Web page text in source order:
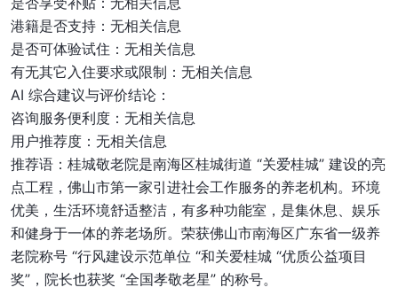
港籍是否支持：无相关信息
是否可体验试住：无相关信息
有无其它入住要求或限制：无相关信息
AI 综合建议与评价结论：
咨询服务便利度：无相关信息
用户推荐度：无相关信息
推荐语：桂城敬老院是南海区桂城街道 “关爱桂城” 建设的亮
点工程，佛山市第一家引进社会工作服务的养老机构。环境
优美，生活环境舒适整洁，有多种功能室，是集休息、娱乐
和健身于一体的养老场所。荣获佛山市南海区广东省一级养
老院称号 “行风建设示范单位 “和关爱桂城 “优质公益项目
奖”，院长也获奖 “全国孝敬老星” 的称号。